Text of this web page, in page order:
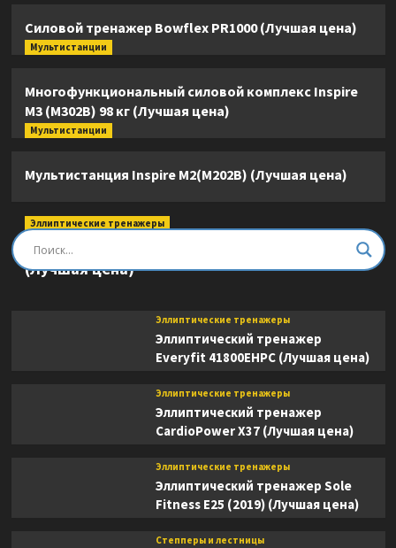
Силовой тренажер Bowflex PR1000 (Лучшая цена)
Мультистанции
Многофункциональный силовой комплекс Inspire
M3 (M302B) 98 кг (Лучшая цена)
Мультистанции
Мультистанция Inspire M2(M202B) (Лучшая цена)
Эллиптические тренажеры
Эллиптический тренажер DFC E8745T
(Лучшая цена)
Эллиптические тренажеры
Эллиптический тренажер
Everyfit 41800EHPC (Лучшая цена)
Эллиптические тренажеры
Эллиптический тренажер
CardioPower X37 (Лучшая цена)
Эллиптические тренажеры
Эллиптический тренажер Sole
Fitness E25 (2019) (Лучшая цена)
Степперы и лестницы